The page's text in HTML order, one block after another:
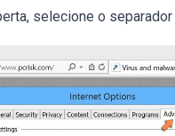
selecione o separador